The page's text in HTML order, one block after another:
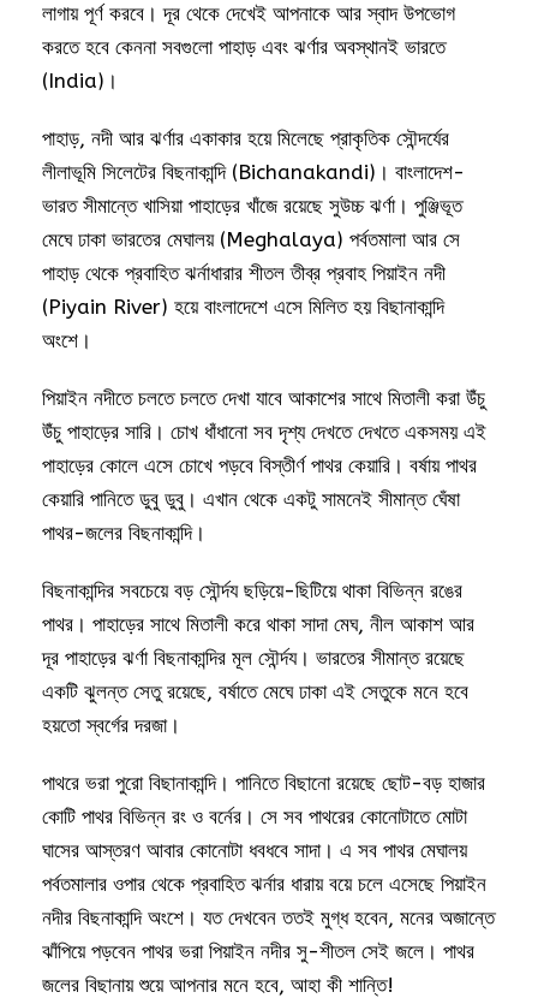
লাগায় পূর্ণ করবে। দূর থেকে দেখেই আপনাকে আর স্বাদ উপভোগ
করতে হবে কেননা সবগুলো পাহাড় এবং ঝর্ণার অবস্থানই ভারতে
(India)।
পাহাড়, নদী আর ঝর্ণার একাকার হয়ে মিলেছে প্রাকৃতিক সৌন্দর্যের
লীলাভূমি সিলেটের বিছনাকান্দি (Bichanakandi)। বাংলাদেশ-
ভারত সীমান্তে খাসিয়া পাহাড়ের খাঁজে রয়েছে সুউচ্চ ঝর্ণা। পুঞ্জিভূত
মেঘে ঢাকা ভারতের মেঘালয় (Meghalaya) পর্বতমালা আর সে
পাহাড় থেকে প্রবাহিত ঝর্নাধারার শীতল তীব্র প্রবাহ পিয়াইন নদী
(Piyain River) হয়ে বাংলাদেশে এসে মিলিত হয় বিছানাকান্দি
অংশে।
পিয়াইন নদীতে চলতে চলতে দেখা যাবে আকাশের সাথে মিতালী করা উঁচু
উঁচু পাহাড়ের সারি। চোখ ধাঁধানো সব দৃশ্য দেখতে দেখতে একসময় এই
পাহাড়ের কোলে এসে চোখে পড়বে বিস্তীর্ণ পাথর কেয়ারি। বর্ষায় পাথর
কেয়ারি পানিতে ডুবু ডুবু। এখান থেকে একটু সামনেই সীমান্ত ঘেঁষা
পাথর-জলের বিছনাকান্দি।
বিছনাকান্দির সবচেয়ে বড় সৌর্ন্দয ছড়িয়ে-ছিটিয়ে থাকা বিভিন্ন রঙের
পাথর। পাহাড়ের সাথে মিতালী করে থাকা সাদা মেঘ, নীল আকাশ আর
দূর পাহাড়ের ঝর্ণা বিছনাকান্দির মূল সৌর্ন্দয। ভারতের সীমান্ত রয়েছে
একটি ঝুলন্ত সেতু রয়েছে, বর্ষাতে মেঘে ঢাকা এই সেতুকে মনে হবে
হয়তো স্বর্গের দরজা।
পাথরে ভরা পুরো বিছানাকান্দি। পানিতে বিছানো রয়েছে ছোট-বড় হাজার
কোটি পাথর বিভিন্ন রং ও বর্নের। সে সব পাথরের কোনোটাতে মোটা
ঘাসের আস্তরণ আবার কোনোটা ধবধবে সাদা। এ সব পাথর মেঘালয়
পর্বতমালার ওপার থেকে প্রবাহিত ঝর্নার ধারায় বয়ে চলে এসেছে পিয়াইন
নদীর বিছনাকান্দি অংশে। যত দেখবেন ততই মুগ্ধ হবেন, মনের অজান্তে
ঝাঁপিয়ে পড়বেন পাথর ভরা পিয়াইন নদীর সু-শীতল সেই জলে। পাথর
জলের বিছানায় শুয়ে আপনার মনে হবে, আহা কী শান্তি!